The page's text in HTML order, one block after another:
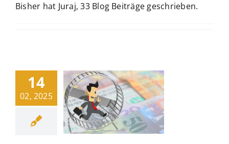
Bisher hat Juraj, 33 Blog Beiträge geschrieben.
14
02, 2025